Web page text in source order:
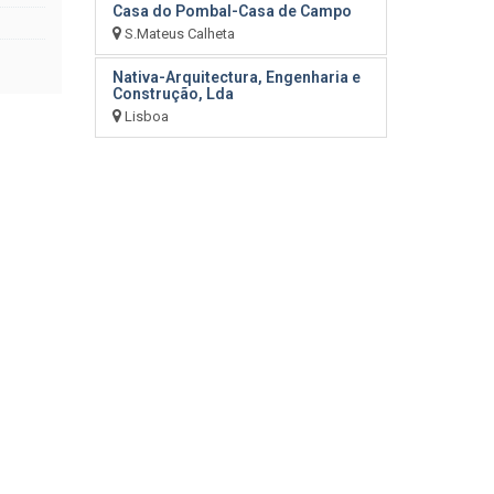
Casa do Pombal-Casa de Campo
S.Mateus Calheta
Nativa-Arquitectura, Engenharia e
Construção, Lda
Lisboa